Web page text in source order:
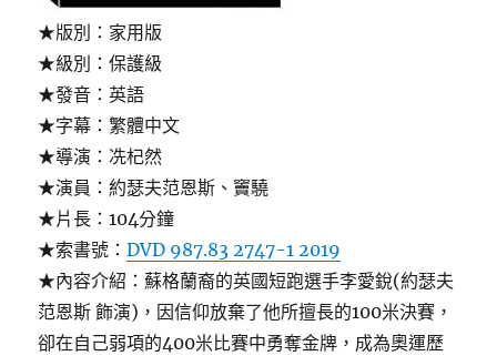
★版別：家用版
★級別：保護級
★發音：英語
★字幕：繁體中文
★導演：冼杞然
★演員：約瑟夫范恩斯、竇驍
★片長：104分鐘
★索書號：DVD 987.83 2747-1 2019
★內容介紹：蘇格蘭裔的英國短跑選手李愛銳(約瑟夫
范恩斯 飾演)，因信仰放棄了他所擅長的100米決賽，
卻在自己弱項的400米比賽中勇奪金牌，成為奧運歷